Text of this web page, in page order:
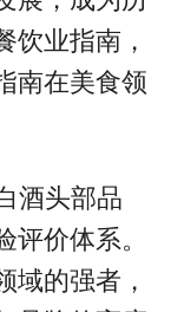
饮业指南，
南在美食领
酒头部品
价体系。
域的强者，